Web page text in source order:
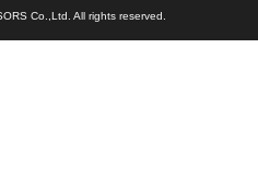
Co.,Ltd. All rights reserved.